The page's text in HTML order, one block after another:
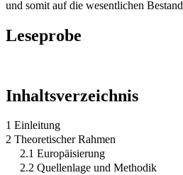
und somit auf die wesentlichen
Leseprobe
Inhaltsverzeichnis
1 Einleitung
2 Theoretischer Rahmen
2.1 Europäisierung
2.2 Quellenlage und Methodik